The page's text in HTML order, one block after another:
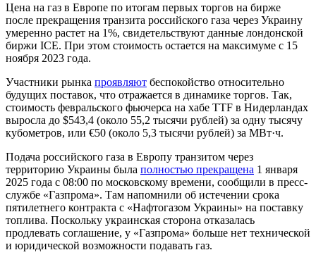
Цена на газ в Европе по итогам первых торгов на бирже
после прекращения транзита российского газа через Украину
умеренно растет на 1%, свидетельствуют данные лондонской
биржи ICE. При этом стоимость остается на максимуме с 15
ноября 2023 года.
Участники рынка проявляют беспокойство относительно
будущих поставок, что отражается в динамике торгов. Так,
стоимость февральского фьючерса на хабе TTF в Нидерландах
выросла до $543,4 (около 55,2 тысячи рублей) за одну тысячу
кубометров, или €50 (около 5,3 тысячи рублей) за МВт·ч.
Подача российского газа в Европу транзитом через
территорию Украины была полностью прекращена 1 января
2025 года с 08:00 по московскому времени, сообщили в пресс-
службе «Газпрома». Там напомнили об истечении срока
пятилетнего контракта с «Нафтогазом Украины» на поставку
топлива. Поскольку украинская сторона отказалась
продлевать соглашение, у «Газпрома» больше нет технической
и юридической возможности подавать газ.